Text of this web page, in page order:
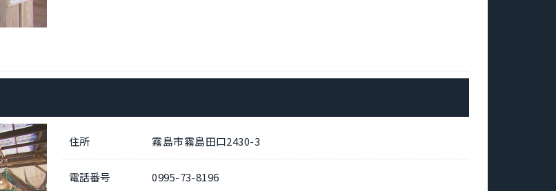
住所 霧島市霧島田口2430-3
電話番号 0995-73-8196